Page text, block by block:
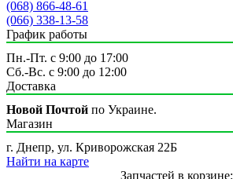
(068) 866-48-61
(066) 338-13-58
График работы
Пн.-Пт. с 9:00 до 17:00
Сб.-Вс. с 9:00 до 12:00
Доставка
Новой Почтой по Украине.
Магазин
г. Днепр, ул. Криворожская 22Б
Найти на карте
Запчастей в корзине: